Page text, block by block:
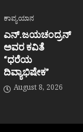
ಕಾವ್ಯಯಾನ
ಎನ್.ಜಯಚಂದ್ರನ್
ಅವರ ಕವಿತೆ
“ಧರೆಯ
ದಿವ್ಯಾಭಿಷೇಕ”
August 8, 2026